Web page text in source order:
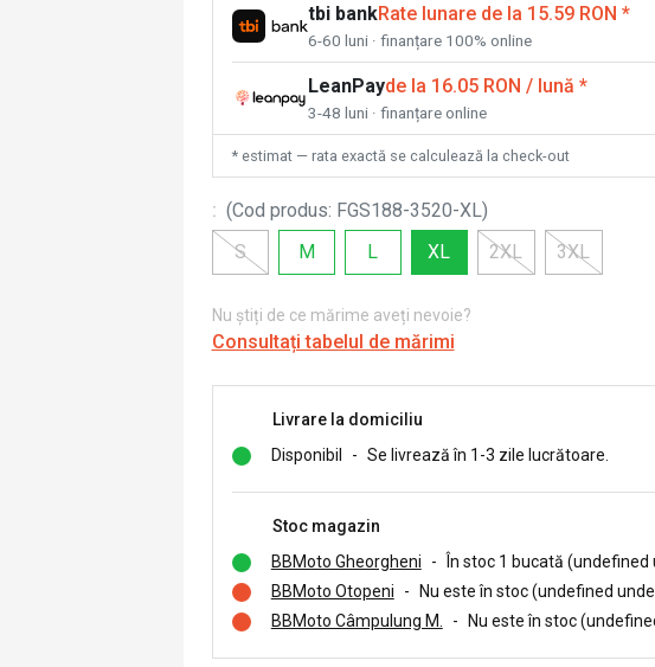
tbi bankRate lunare de la 15.59 RON *
6-60 luni · finanțare 100% online
LeanPayde la 16.05 RON / lună *
3-48 luni · finanțare online
* estimat — rata exactă se calculează la check-out
: (Cod produs: FGS188-3520-XL)
S
M L XL 2XL 3XL
Nu știți de ce mărime aveți nevoie?
Consultați tabelul de mărimi
Livrare la domiciliu
Disponibil
- Se livrează în 1-3 zile lucrătoare.
Stoc magazin
BBMoto Gheorgheni
-
În stoc 1 bucată (undefined
BBMoto Otopeni
-
Nu este în stoc (undefined
BBMoto Câmpulung M.
- Nu este în stoc